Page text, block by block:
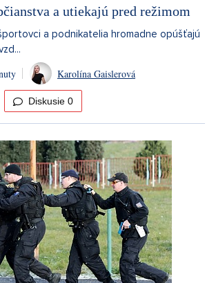
a utiekajú pred režimom
a podnikatelia hromadne opúšťajú
Karolína Gaislerová
Diskusie 0